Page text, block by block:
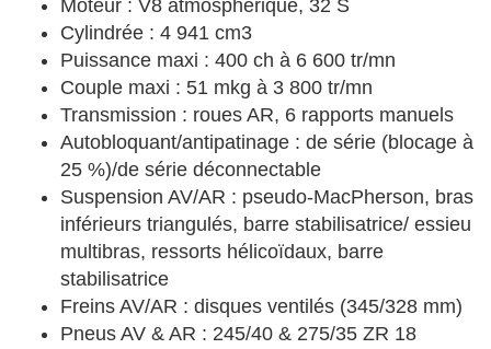
Moteur : V8 atmosphérique, 32 S
Cylindrée : 4 941 cm3
Puissance maxi : 400 ch à 6 600 tr/mn
Couple maxi : 51 mkg à 3 800 tr/mn
Transmission : roues AR, 6 rapports manuels
Autobloquant/antipatinage : de série (blocage à
25 %)/de série déconnectable
Suspension AV/AR : pseudo-MacPherson, bras
inférieurs triangulés, barre stabilisatrice/ essieu
multibras, ressorts hélicoïdaux, barre
stabilisatrice
Freins AV/AR : disques ventilés (345/328 mm)
Pneus AV & AR : 245/40 & 275/35 ZR 18